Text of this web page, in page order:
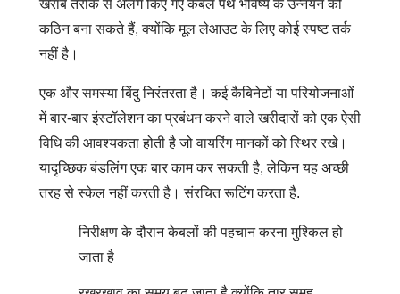
खराब तरीके से अलग किए गए केबल पथ भविष्य के उन्नयन को
कठिन बना सकते हैं, क्योंकि मूल लेआउट के लिए कोई स्पष्ट तर्क
नहीं है।
एक और समस्या बिंदु निरंतरता है। कई कैबिनेटों या परियोजनाओं
में बार-बार इंस्टॉलेशन का प्रबंधन करने वाले खरीदारों को एक ऐसी
विधि की आवश्यकता होती है जो वायरिंग मानकों को स्थिर रखे।
यादृच्छिक बंडलिंग एक बार काम कर सकती है, लेकिन यह अच्छी
तरह से स्केल नहीं करती है। संरचित रूटिंग करता है.
निरीक्षण के दौरान केबलों की पहचान करना मुश्किल हो
जाता है